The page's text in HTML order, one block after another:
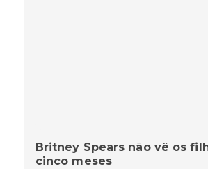
Britney Spears não vê os
cinco meses